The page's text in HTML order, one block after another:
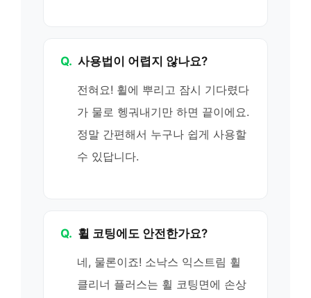
Q. 사용법이 어렵지 않나요?
전혀요! 휠에 뿌리고 잠시 기다렸다
가 물로 헹궈내기만 하면 끝이에요.
정말 간편해서 누구나 쉽게 사용할
수 있답니다.
Q. 휠 코팅에도 안전한가요?
네, 물론이죠! 소낙스 익스트림 휠
클리너 플러스는 휠 코팅면에 손상